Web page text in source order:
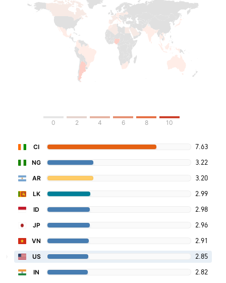
0 2 4 6 8 10
CI 7.63
NG 3.22
AR 3.20
LK 2.99
ID 2.98
JP 2.96
VN 2.91
US 2.85
IN 2.82